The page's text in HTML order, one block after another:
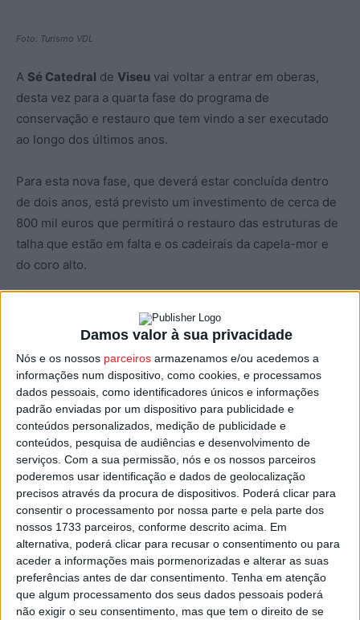
Damos valor à sua privacidade
Nós e os nossos parceiros armazenamos e/ou acedemos a
informações num dispositivo, como cookies, e processamos
dados pessoais, como identificadores únicos e informações
padrão enviadas por um dispositivo para publicidade e
conteúdos personalizados, medição de publicidade e
conteúdos, pesquisa de audiências e desenvolvimento de
serviços. Com a sua permissão, nós e os nossos parceiros
poderemos usar identificação e dados de geolocalização
precisos através da procura de dispositivos. Poderá clicar para
consentir o processamento por nossa parte e pela parte dos
nossos 1733 parceiros, conforme descrito acima. Em
alternativa, poderá clicar para recusar o consentimento ou para
aceder a informações mais pormenorizadas e alterar as suas
preferências antes de dar consentimento. Tenha em atenção
que algum processamento dos seus dados pessoais poderá
não exigir o seu consentimento, mas que tem o direito de se
Foto: Turismo VDL
A Sé Catedral de Viseu vai voltar a entrar em oberas,
desta vez para a quarta fase do programa de
conservação e restauro que tem vindo a ser executado
ao longo dos últimos anos.
Para esta nova fase, que deverá estar concluída dentro
de dois anos, está previsto um investimento de cerca de
800 mil euros que permitirá o restauro das estruturas de
talha que estão em falta e os cadeirais da capela-mor e
do coro alto.
Catedral e das escadarias, a reabilitação do pavimento e
de alguns dos painéis de azulejos, entre outros
trabalhos.
Nas primeiras três fases de intervenções já feitas na Sé
Catedral de Viseu, forma já investidos cerca de 2 milhões
de euros, que permitiram a retificação das coberturas, o
tratamento da abóbada, o restauro da sacristia, bem
como a resolução de humidades, a recuperação da
escadaria de granito do acesso à Torre, a limpeza da
fachada da Sé, entre outros trabalhos.
A Sé de Viseu é um dos ex-libris na atração de turistas à
cidade.